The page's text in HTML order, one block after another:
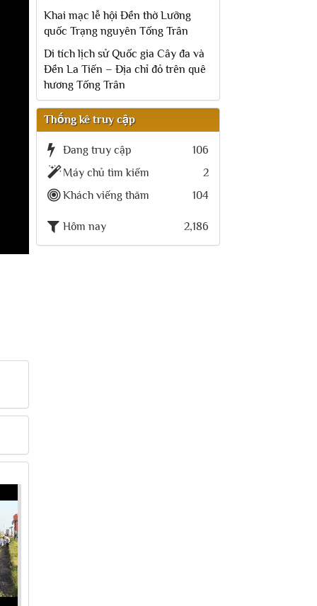
Khai mạc lễ hội Đền thờ Lưỡng
quốc Trạng nguyên Tống Trân
Di tích lịch sử Quốc gia Cây đa và
Đền La Tiến – Địa chỉ đỏ trên quê
hương Tống Trân
Thống kê truy cập
Đang truy cập
106
Máy chủ tìm kiếm
2
Khách viếng thăm
104
Hôm nay 2,186